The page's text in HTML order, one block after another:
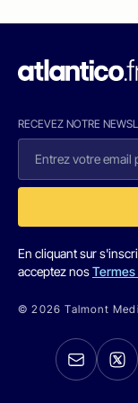
RECEVEZ NOTRE
En cliquant sur
acceptez nos
© 2026 Talmont